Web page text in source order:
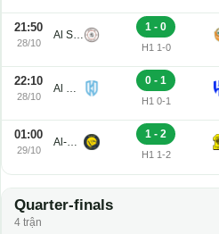
21:50
28/10
Al Shabab
1 - 0
H1 1-0
22:10
28/10
Al Okhdood
0 - 1
H1 0-1
01:00
29/10
Al-Nassr
1 - 2
H1 1-2
Quarter-finals
4 trận